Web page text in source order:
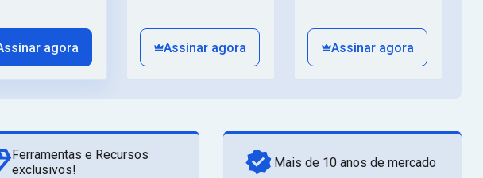
agora Assinar agora Assinar agora
Ferramentas e Recursos
exclusivos!
Mais de 10 anos de mercado